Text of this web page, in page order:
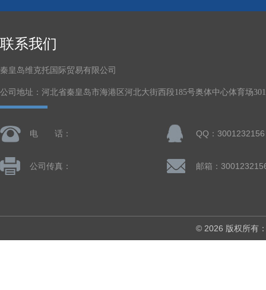
联系我们
秦皇岛维克托国际贸易有限公司
公司地址：河北省秦皇岛市海港区河北大街西段185号奥体中心体育场
电 话： QQ：3001232156
公司传真： 邮箱：
© 2026 版权所有